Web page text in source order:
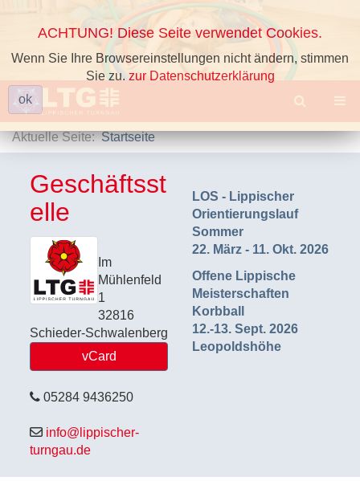
ACHTUNG! Diese Seite verwendet Cookies.
Wenn Sie Ihre Browsereinstellungen nicht ändern, stimmen
Sie zu.zur Datenschutzerklärung
ok
Aktuelle Seite:Startseite
Geschäftsst
elle
Im
Mühlenfeld
1
32816
Schieder-Schwalenberg
vCard
05284 9436250
info@lippischer-
turngau.de
LOS - Lippischer
Orientierungslauf
Sommer
22. März - 11. Okt. 2026
Offene Lippische
Meisterschaften
Korbball
12.-13. Sept. 2026
Leopoldshöhe